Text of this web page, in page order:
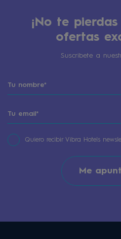
¡No te
ofertas
Suscribete a
Quiero recibir Vibra Hotels
Me